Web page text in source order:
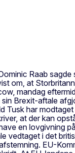
Raab
om, at
mandag
Brexit-aftale
Tusk har
at der kan
en lovgivning
i det
EU-